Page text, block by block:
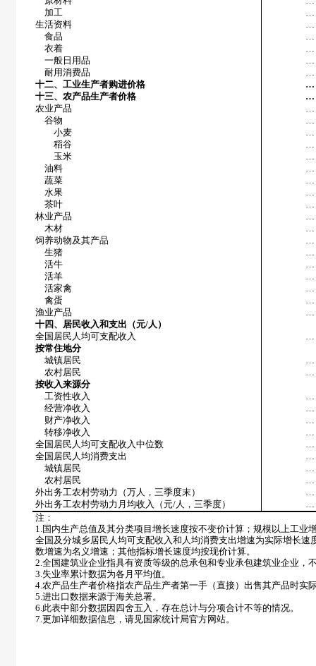
加工
…
生活资料
…
食品
…
衣着
…
一般日用品
…
耐用消费品
…
十二、工业生产者购进价格
…
十三、农产品生产者价格
…
农业产品
…
谷物
…
小麦
…
稻谷
…
玉米
…
油料
…
蔬菜
…
水果
…
茶叶
…
林业产品
…
木材
…
饲养动物及其产品
…
生猪
…
活牛
…
活羊
…
活家禽
…
禽蛋
…
渔业产品
…
十四、居民收入和支出（元/人）
全国居民人均可支配收入
…
按常住地分
城镇居民
…
农村居民
…
按收入来源分
工资性收入
…
经营净收入
…
财产净收入
…
转移净收入
…
全国居民人均可支配收入中位数
…
全国居民人均消费支出
…
城镇居民
…
农村居民
…
外出务工农村劳动力（万人，三季度末）
…
外出务工农村劳动力月均收入（元/人，三季度）
…
注：
1.国内生产总值及其分类项目增长速度按不变价计算；规模以上工业
全国及分城乡居民人均可支配收入和人均消费支出增速为实际增长
数增速为名义增速；其他指标增长速度均按现价计算。
2.全国建筑业企业指具有资质等级的总承包和专业承包建筑业企业，
3.失业率累计数据为各月平均值。
4.农产品生产者价格指农产品生产者第一手（直接）出售其产品时实
5.进出口数据来源于海关总署。
6.此表中部分数据因四舍五入，存在总计与分项合计不等的情况。
7.更加详细数据信息，请见国家统计局官方网站。